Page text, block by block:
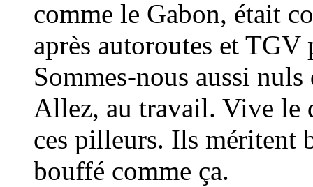
comme le Gabon, était
après autoroutes et
Sommes-nous aussi
Allez, au travail. Vive le
ces pilleurs. Ils méritent
bouffé comme ça.